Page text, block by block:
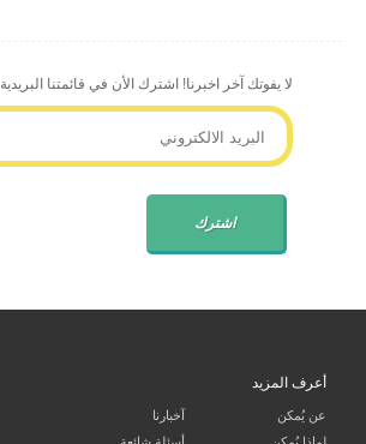
لا يفوتك آخر اخبرنا! اشترك الأن في قائمتنا البريدية
أعرف المزيد
عن يُمكن
آخبارنا